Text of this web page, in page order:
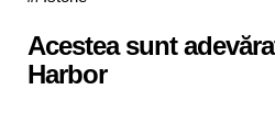
Acestea sunt
Harbor